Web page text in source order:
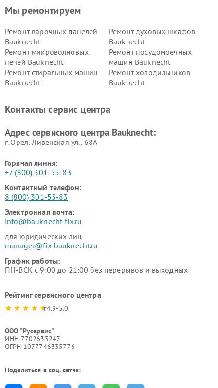
Мы ремонтируем
Ремонт варочных панелей
Bauknecht
Ремонт духовых шкафов
Bauknecht
Ремонт микроволновых
печей Bauknecht
Ремонт посудомоечных
машин Bauknecht
Ремонт стиральных машин
Bauknecht
Ремонт холодильников
Bauknecht
Контакты сервис центра
Адрес сервисного центра Bauknecht:
г. Орёл, Ливенская ул., 68А
Горячая линия:
+7 (800) 301-55-83
Контактный телефон:
8 (800) 301-55-83
Электронная почта:
info@bauknecht-fix.ru
для юридических лиц
manager@fix-bauknecht.ru
График работы:
ПН-ВСК с 9:00 до 21:00 без перерывов и выходных
Рейтинг сервисного центра
4.9-5.0
ООО "Русервис"
ИНН 7702633247
ОГРН 1077746335776
Поделиться в соц. сетях: